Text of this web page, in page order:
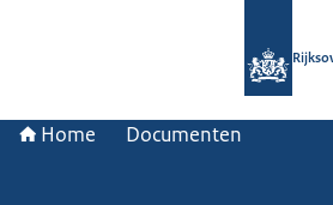
Home Documenten